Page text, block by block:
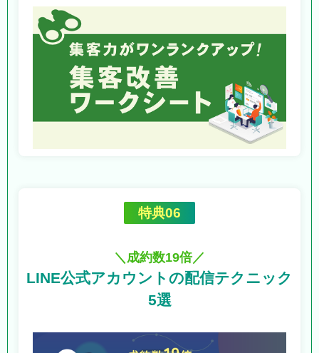
特典06
＼成約数19倍／
LINE公式アカウントの配信テクニック
5選